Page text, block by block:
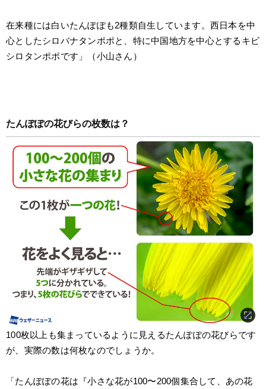
在来種には白いたんぽぽも2種類自生しています。西日本を中
心としたシロバナタンポポと、特に中国地方を中心とするキビ
シロタンポポです」（小山さん）
たんぽぽの花びらの枚数は？
100枚以上も集まっているように見えるたんぽぽの花びらです
が、実際の数は何枚なのでしょうか。
「たんぽぽの花は『小さな花が100〜200個集合して、あの花